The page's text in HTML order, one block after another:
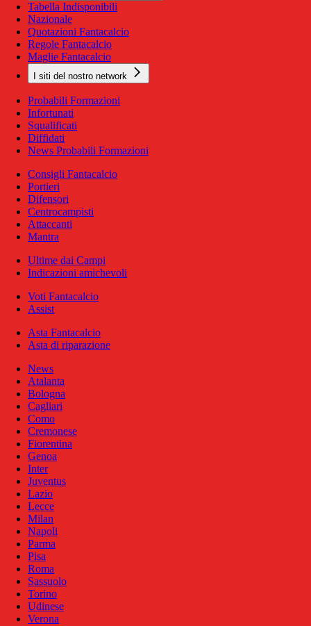
Tabella Indisponibili
Nazionale
Quotazioni Fantacalcio
Regole Fantacalcio
Maglie Fantacalcio
I siti del nostro network
Probabili Formazioni
Infortunati
Squalificati
Diffidati
News Probabili Formazioni
Consigli Fantacalcio
Portieri
Difensori
Centrocampisti
Attaccanti
Mantra
Ultime dai Campi
Indicazioni amichevoli
Voti Fantacalcio
Assist
Asta Fantacalcio
Asta di riparazione
News
Atalanta
Bologna
Cagliari
Como
Cremonese
Fiorentina
Genoa
Inter
Juventus
Lazio
Lecce
Milan
Napoli
Parma
Pisa
Roma
Sassuolo
Torino
Udinese
Verona